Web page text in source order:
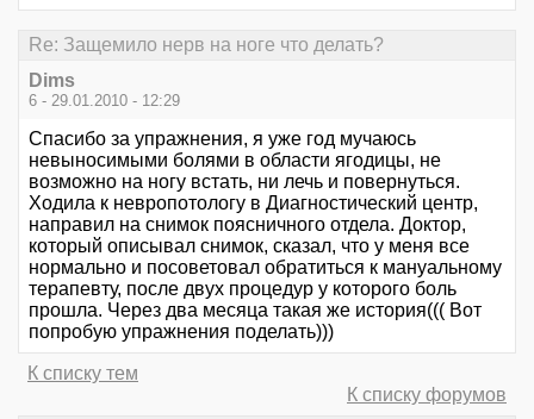
Re: Защемило нерв на ноге что делать?
Dims
6 - 29.01.2010 - 12:29
Спасибо за упражнения, я уже год мучаюсь
невыносимыми болями в области ягодицы, не
возможно на ногу встать, ни лечь и повернуться.
Ходила к невропотологу в Диагностический центр,
направил на снимок поясничного отдела. Доктор,
который описывал снимок, сказал, что у меня все
нормально и посоветовал обратиться к мануальному
терапевту, после двух процедур у которого боль
прошла. Через два месяца такая же история((( Вот
попробую упражнения поделать)))
К списку тем
К списку форумов